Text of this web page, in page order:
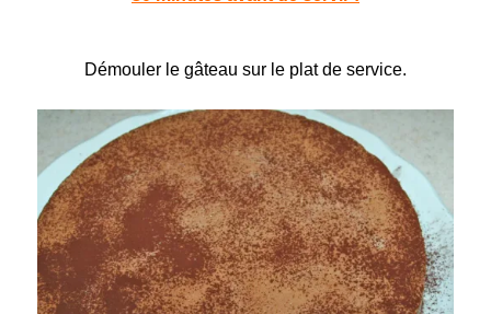
Démouler le gâteau sur le plat de service.